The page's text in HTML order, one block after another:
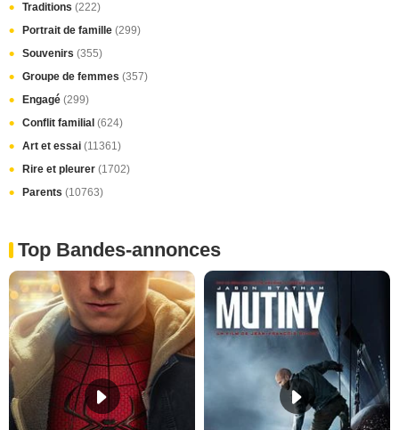
Traditions (222)
Portrait de famille (299)
Souvenirs (355)
Groupe de femmes (357)
Engagé (299)
Conflit familial (624)
Art et essai (11361)
Rire et pleurer (1702)
Parents (10763)
Top Bandes-annonces